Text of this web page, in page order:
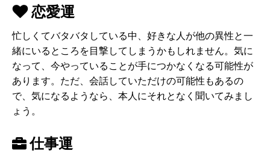
恋愛運
忙しくてバタバタしている中、好きな人が他の異性と一
緒にいるところを目撃してしまうかもしれません。気に
なって、今やっていることが手につかなくなる可能性が
あります。ただ、会話していただけの可能性もあるの
で、気になるようなら、本人にそれとなく聞いてみまし
ょう。
仕事運